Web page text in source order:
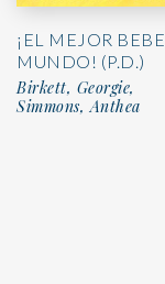
¡EL MEJOR
MUNDO! (P.D.)
Birkett, Georgie,
Simmons, Anthea